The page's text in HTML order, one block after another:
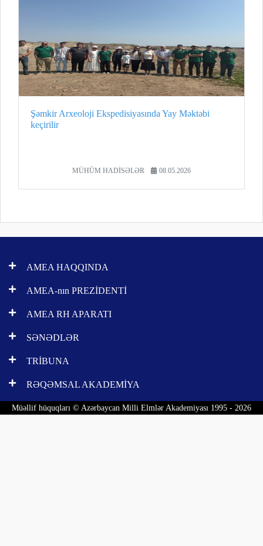
Şəmkir Arxeoloji Ekspedisiyasında Yay Məktəbi
keçirilir
MÜHÜM HADİSƏLƏR 08.05.2026
AMEA HAQQINDA
AMEA-nın PREZİDENTİ
AMEA RH APARATI
SƏNƏDLƏR
TRİBUNA
RƏQƏMSAL AKADEMİYA
Müəllif hüquqları © Azərbaycan Milli Elmlər Akademiyası 1995 - 2026